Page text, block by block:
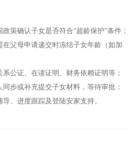
策确认子女是否符合“超龄保护”条件；
在父母申请递交时冻结子女年龄（如加
系公证、在读证明、财务依赖证明等；
同步或补充提交子女材料，等待审批；
、进度跟踪及登陆安家支持。